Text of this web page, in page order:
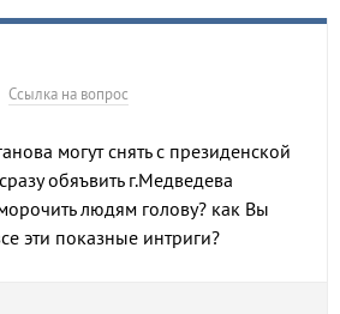
Ссылка на вопрос
могут снять с президенской
обяъвить г.Медведева
людям голову? как Вы
эти показные интриги?